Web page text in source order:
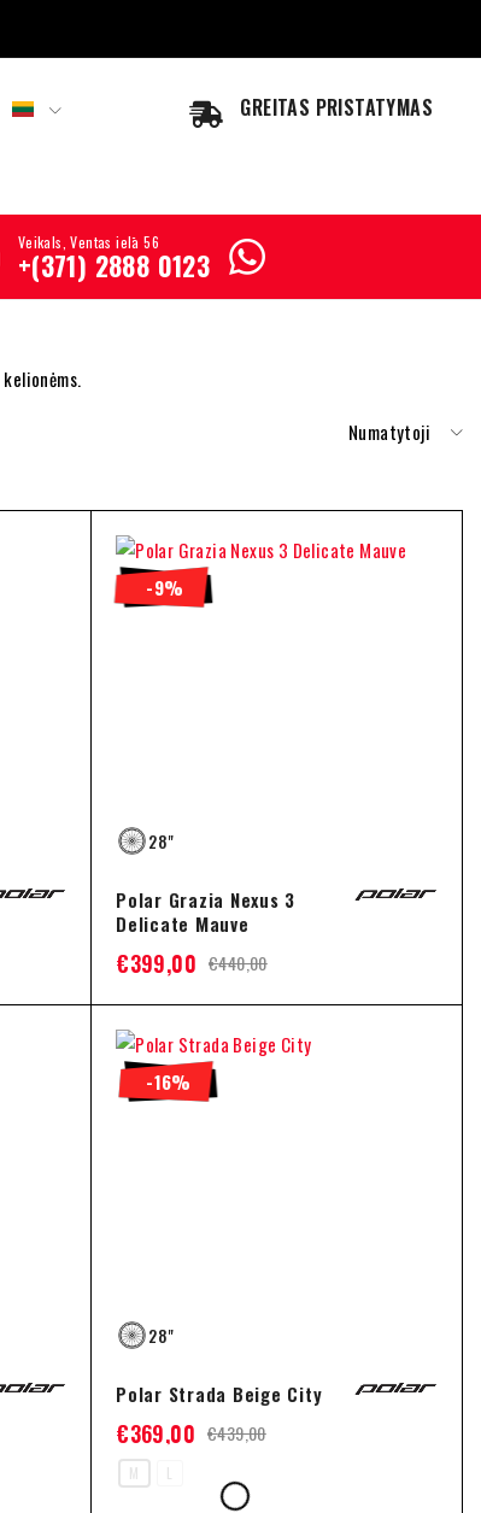
GREITAS PRISTATYMAS
Veikals, Ventas ielā 56
+(371) 2888 0123
Numatytoji
-9%
28"
Polar Grazia Nexus 3
Delicate Mauve
€440,00
€399,00
-16%
28"
Polar Strada Beige City
€439,00
€369,00
M L